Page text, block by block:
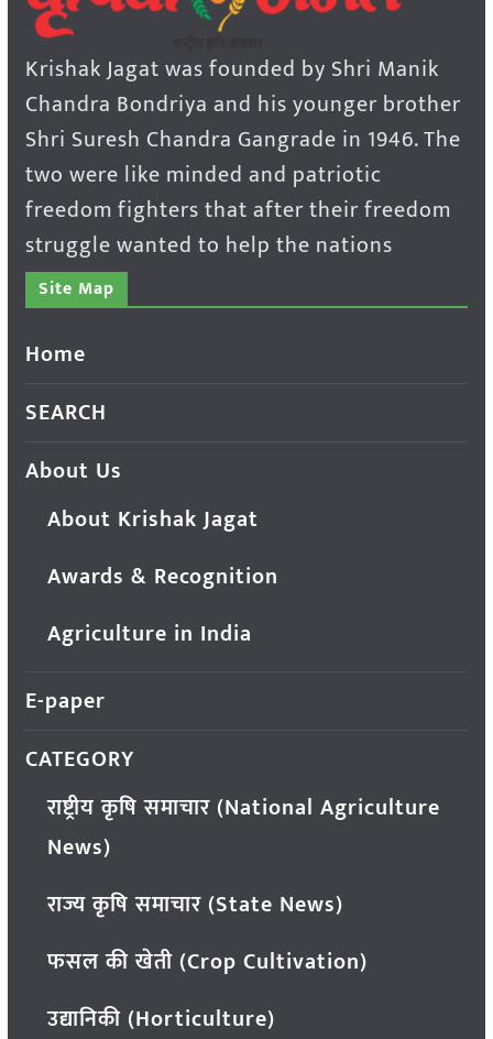
Krishak Jagat was founded by Shri Manik
Chandra Bondriya and his younger brother
Shri Suresh Chandra Gangrade in 1946. The
two were like minded and patriotic
freedom fighters that after their freedom
struggle wanted to help the nations
Site Map
Home
SEARCH
About Us
About Krishak Jagat
Awards & Recognition
Agriculture in India
E-paper
CATEGORY
राष्ट्रीय कृषि समाचार (National Agriculture
News)
राज्य कृषि समाचार (State News)
फसल की खेती (Crop Cultivation)
उद्यानिकी (Horticulture)